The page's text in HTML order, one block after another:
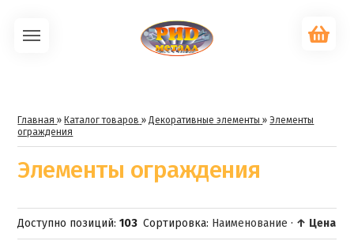
Главная » Каталог товаров »Декоративные элементы »Элементы
ограждения
Элементы ограждения
Доступно позиций:103 Сортировка: Наименование · ↑ Цена